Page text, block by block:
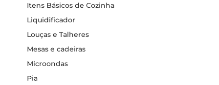
Itens Básicos de Cozinha
Liquidificador
Louças e Talheres
Mesas e cadeiras
Microondas
Pia